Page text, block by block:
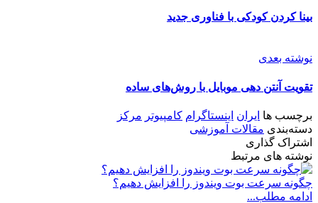
بینا کردن کودکی با فناوری جدید
نوشته بعدی
تقویت آنتن دهی موبایل با روش‌های ساده
برچسب ها ایران اینستاگرام کامپیوتر مرکز
دسته‌بندی مقالات آموزشی
اشتراک گذاری
نوشته های مرتبط
چگونه سرعت بوت ویندوز را افزایش دهیم؟
ادامه مطلب...